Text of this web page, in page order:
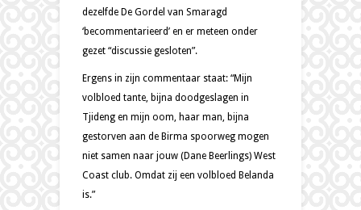
dezelfde De Gordel van Smaragd
‘becommentarieerd’ en er meteen onder
gezet “discussie gesloten”.
Ergens in zijn commentaar staat: “Mijn
volbloed tante, bijna doodgeslagen in
Tjideng en mijn oom, haar man, bijna
gestorven aan de Birma spoorweg mogen
niet samen naar jouw (Dane Beerlings) West
Coast club. Omdat zij een volbloed Belanda
is.”